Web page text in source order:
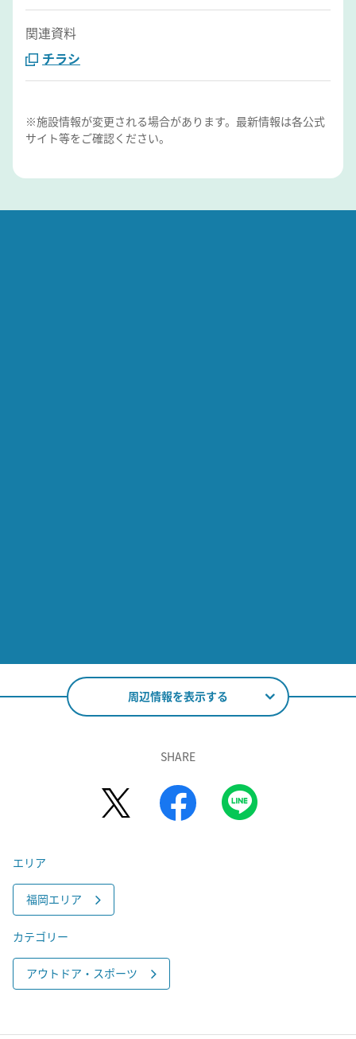
関連資料
チラシ
※施設情報が変更される場合があります。最新情報は各公式
サイト等をご確認ください。
周辺情報を表示する
SHARE
エリア
福岡エリア
カテゴリー
アウトドア・スポーツ